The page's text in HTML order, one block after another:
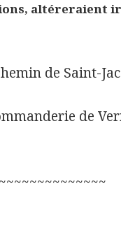
altéreraient
de Saint-
de